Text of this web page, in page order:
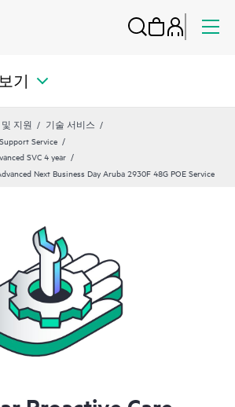
기
지원
기술 서비스
Service
SVC 4 year
Next Business Day Aruba 2930F 48G POE Service